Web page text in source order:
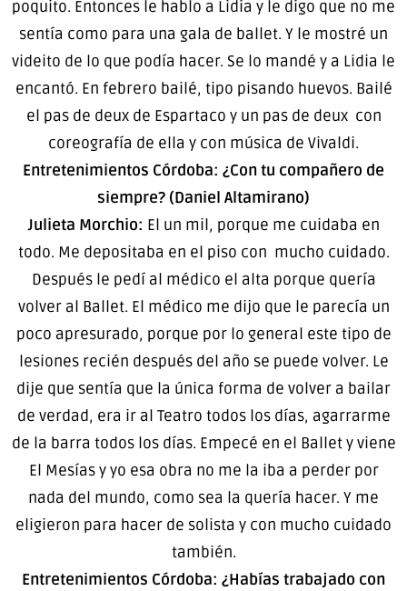
poquito. Entonces le hablo a Lidia y le digo que no me
sentía como para una gala de ballet. Y le mostré un
videito de lo que podía hacer. Se lo mandé y a Lidia le
encantó. En febrero bailé, tipo pisando huevos. Bailé
el pas de deux de Espartaco y un pas de deux con
coreografía de ella y con música de Vivaldi.
Entretenimientos Córdoba: ¿Con tu compañero de
siempre? (Daniel Altamirano)
Julieta Morchio: El un mil, porque me cuidaba en
todo. Me depositaba en el piso con mucho cuidado.
Después le pedí al médico el alta porque quería
volver al Ballet. El médico me dijo que le parecía un
poco apresurado, porque por lo general este tipo de
lesiones recién después del año se puede volver. Le
dije que sentía que la única forma de volver a bailar
de verdad, era ir al Teatro todos los días, agarrarme
de la barra todos los días. Empecé en el Ballet y viene
El Mesías y yo esa obra no me la iba a perder por
nada del mundo, como sea la quería hacer. Y me
eligieron para hacer de solista y con mucho cuidado
también.
Entretenimientos Córdoba: ¿Habías trabajado con